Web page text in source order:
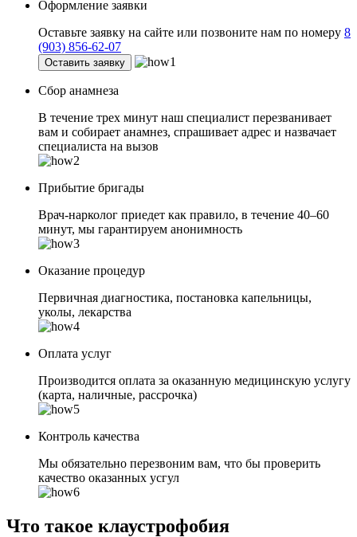
Оформление заявки
Оставьте заявку на сайте или позвоните нам по номеру 8
(903) 856-62-07
Оставить заявку
Сбор анамнеза
В течение трех минут наш специалист перезванивает
вам и собирает анамнез, спрашивает адрес и назвачает
специалиста на вызов
Прибытие бригады
Врач-нарколог приедет как правило, в течение 40–60
минут, мы гарантируем анонимность
Оказание процедур
Первичная диагностика, постановка капельницы,
уколы, лекарства
Оплата услуг
Производится оплата за оказанную медицинскую услугу
(карта, наличные, рассрочка)
Контроль качества
Мы обязательно перезвоним вам, что бы проверить
качество оказанных усгул
Что такое клаустрофобия